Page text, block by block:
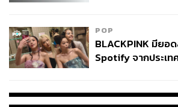
POP
BLACKPINK มียอ
Spotify จากประเ